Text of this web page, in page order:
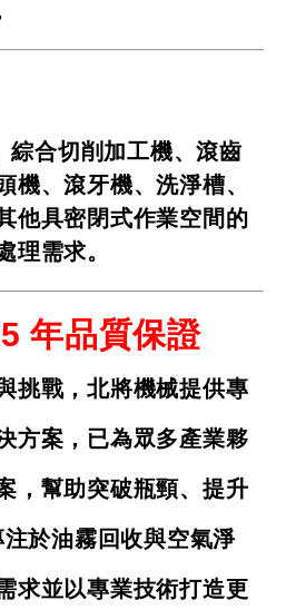
綜合切削加工機、滾齒
機、滾牙機、洗淨槽、
他具密閉式作業空間的
理需求。
年品質保證
挑戰，北將機械提供專
方案，已為眾多產業夥
，幫助突破瓶頸、提升
於油霧回收與空氣淨
求並以專業技術打造更